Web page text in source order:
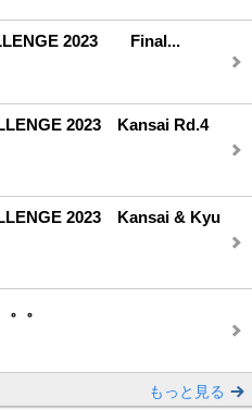
2023 Final...
2023 Kansai Rd.4
2023 Kansai & Kyu
。
もっと見る